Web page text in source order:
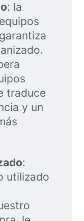
: la
traduce
y un
:
utilizado